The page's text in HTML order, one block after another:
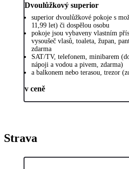
Dvoulůžkový superior
superior dvoulůžkové pokoje s
11,99 let) či dospělou osobu
pokoje jsou vybaveny vlastním
vysoušeč vlasů, toaleta, župan,
zdarma
SAT/TV, telefonem, minibarem
nápoji a vodou a pivem, zdarma)
a balkonem nebo terasou, trezor
v ceně
Strava